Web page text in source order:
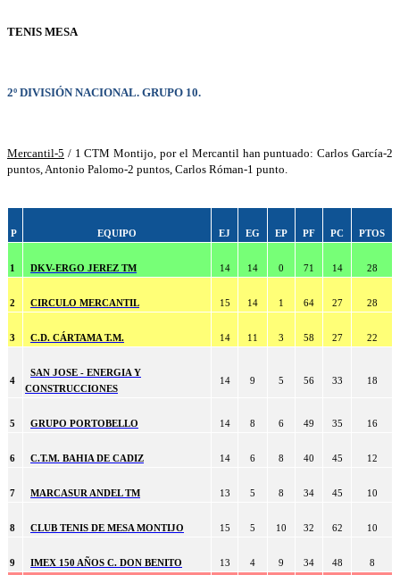
TENIS MESA
2º DIVISIÓN NACIONAL. GRUPO 10.
Mercantil-5 / 1 CTM Montijo, por el Mercantil han puntuado: Carlos García-2
puntos, Antonio Palomo-2 puntos, Carlos Róman-1 punto.
P EQUIPO EJ EG EP PF PC PTOS
1 DKV-ERGO JEREZ TM 14 14 0 71 14 28
2 CIRCULO MERCANTIL 15 14 1 64 27 28
3 C.D. CÁRTAMA T.M. 14 11 3 58 27 22
4
SAN JOSE - ENERGIA Y
CONSTRUCCIONES
14 9 5 56 33 18
5 GRUPO PORTOBELLO 14 8 6 49 35 16
6 C.T.M. BAHIA DE CADIZ 14 6 8 40 45 12
7 MARCASUR ANDEL TM 13 5 8 34 45 10
8 CLUB TENIS DE MESA MONTIJO 15 5 10 32 62 10
9 IMEX 150 AÑOS C. DON BENITO 13 4 9 34 48 8